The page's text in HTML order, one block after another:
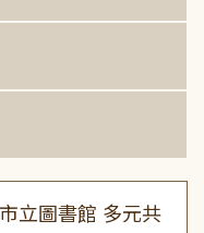
市立圖書館 多元共